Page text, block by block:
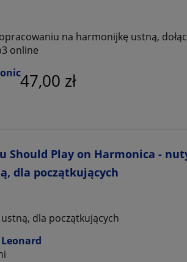
na harmonijkę ustną,
online
47,00 zł
Should Play on Harmonica -
dla początkujących
dla początkujących